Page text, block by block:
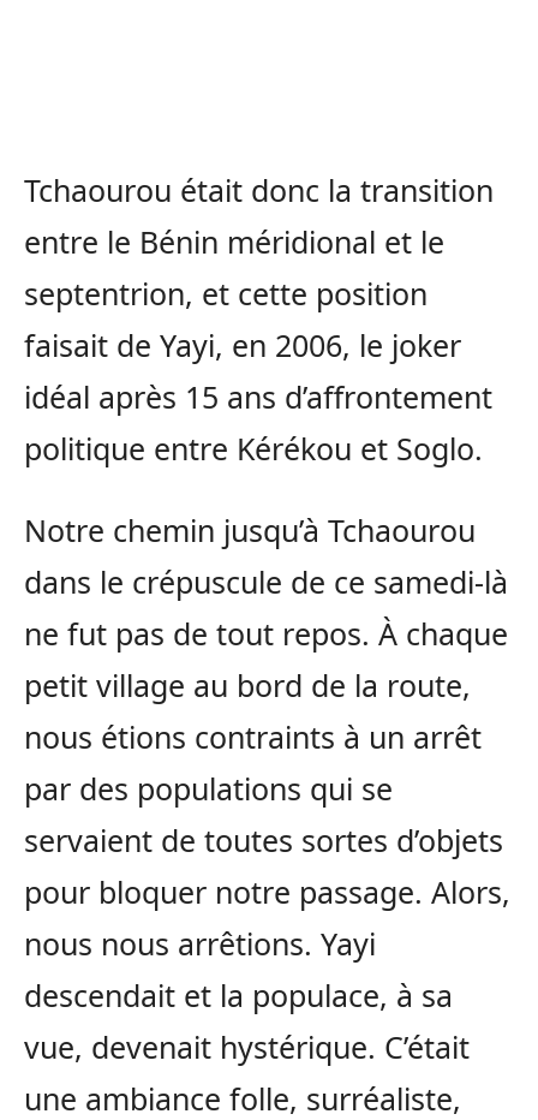
Tchaourou était donc la transition
entre le Bénin méridional et le
septentrion, et cette position
faisait de Yayi, en 2006, le joker
idéal après 15 ans d’affrontement
politique entre Kérékou et Soglo.
Notre chemin jusqu’à Tchaourou
dans le crépuscule de ce samedi-là
ne fut pas de tout repos. À chaque
petit village au bord de la route,
nous étions contraints à un arrêt
par des populations qui se
servaient de toutes sortes d’objets
pour bloquer notre passage. Alors,
nous nous arrêtions. Yayi
descendait et la populace, à sa
vue, devenait hystérique. C’était
une ambiance folle, surréaliste,